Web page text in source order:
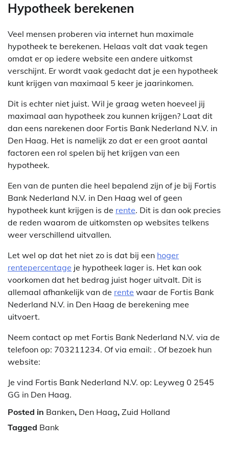
Hypotheek berekenen
Veel mensen proberen via internet hun maximale
hypotheek te berekenen. Helaas valt dat vaak tegen
omdat er op iedere website een andere uitkomst
verschijnt. Er wordt vaak gedacht dat je een hypotheek
kunt krijgen van maximaal 5 keer je jaarinkomen.
Dit is echter niet juist. Wil je graag weten hoeveel jij
maximaal aan hypotheek zou kunnen krijgen? Laat dit
dan eens narekenen door Fortis Bank Nederland N.V. in
Den Haag. Het is namelijk zo dat er een groot aantal
factoren een rol spelen bij het krijgen van een
hypotheek.
Een van de punten die heel bepalend zijn of je bij Fortis
Bank Nederland N.V. in Den Haag wel of geen
hypotheek kunt krijgen is de rente. Dit is dan ook precies
de reden waarom de uitkomsten op websites telkens
weer verschillend uitvallen.
Let wel op dat het niet zo is dat bij een hoger
rentepercentage je hypotheek lager is. Het kan ook
voorkomen dat het bedrag juist hoger uitvalt. Dit is
allemaal afhankelijk van de rente waar de Fortis Bank
Nederland N.V. in Den Haag de berekening mee
uitvoert.
Neem contact op met Fortis Bank Nederland N.V. via de
telefoon op: 703211234. Of via email: . Of bezoek hun
website:
Je vind Fortis Bank Nederland N.V. op: Leyweg 0 2545
GG in Den Haag.
Posted in Banken, Den Haag, Zuid Holland
Tagged Bank